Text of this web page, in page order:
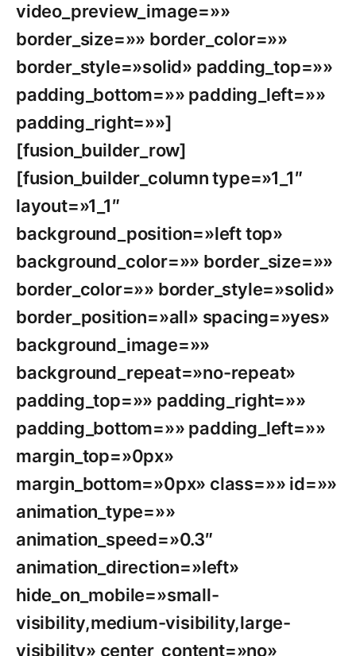
video_preview_image=»»
border_size=»» border_color=»»
border_style=»solid» padding_top=»»
padding_bottom=»» padding_left=»»
padding_right=»»]
[fusion_builder_row]
[fusion_builder_column type=»1_1″
layout=»1_1″
background_position=»left top»
background_color=»» border_size=»»
border_color=»» border_style=»solid»
border_position=»all» spacing=»yes»
background_image=»»
background_repeat=»no-repeat»
padding_top=»» padding_right=»»
padding_bottom=»» padding_left=»»
margin_top=»0px»
margin_bottom=»0px» class=»» id=»»
animation_type=»»
animation_speed=»0.3″
animation_direction=»left»
hide_on_mobile=»small-
visibility,medium-visibility,large-
visibility» center_content=»no»